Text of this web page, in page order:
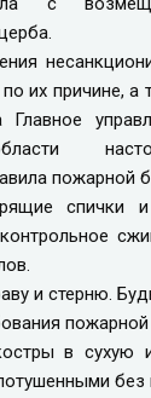
их причине,
пожарной
спички
и стерню.
пожарной
в сухую
без